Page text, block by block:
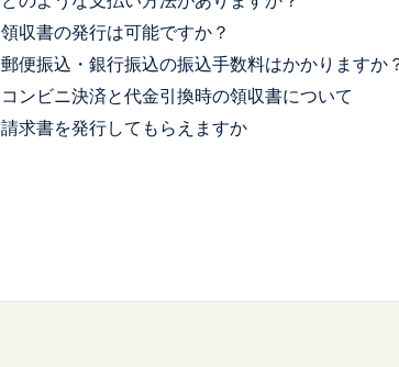
領収書の発行は可能ですか？
郵便振込・銀行振込の振込手数料はかかりますか
コンビニ決済と代金引換時の領収書について
請求書を発行してもらえますか